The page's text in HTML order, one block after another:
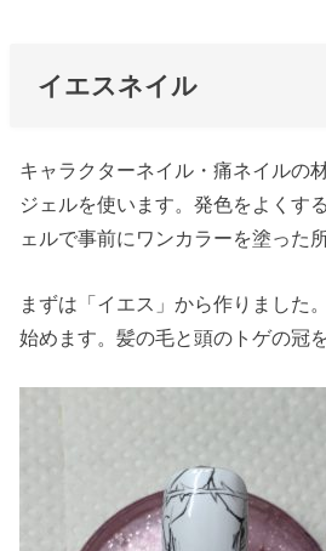
イエスネイル
キャラクターネイル・痛ネイルの
ジェルを使います。発色をよくす
ェルで事前にワンカラーを塗った
まずは「イエス」から作りました
始めます。髪の毛と頭のトゲの冠